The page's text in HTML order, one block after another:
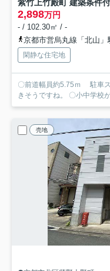
紫竹上竹殿町 建築条件
2,898万円
- / 102.30㎡ / -
京都市営烏丸線「北山」駅 バ
閑静な住宅地
〇前道幅員約5.75ｍ 駐車
きそうですね。 〇小中学
売地